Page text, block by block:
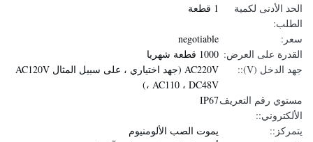
الحد الأدنى لكمية
الطلب:
1 قطعة
سعر:
negotiable
القدرة على العرض: 1000 قطعة شهريا
جهد الدخل (V)::
AC220V (جهد اختياري ، على سبيل المثال AC120V
، AC110 ، DC48V)
مستوي رقم التعريف
الألكتروني::
IP67
يتمركز::
يموت الصب الألومنيوم